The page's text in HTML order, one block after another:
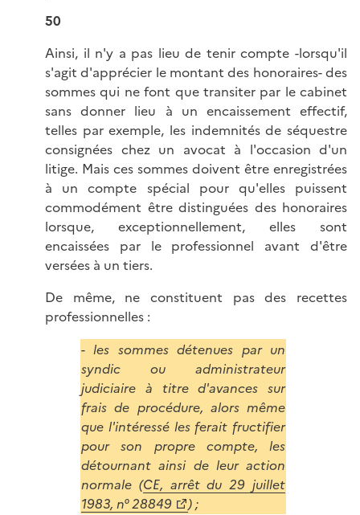
50
Ainsi, il n'y a pas lieu de tenir compte -lorsqu'il
s'agit d'apprécier le montant des honoraires- des
sommes qui ne font que transiter par le cabinet
sans donner lieu à un encaissement effectif,
telles par exemple, les indemnités de séquestre
consignées chez un avocat à l'occasion d'un
litige. Mais ces sommes doivent être enregistrées
à un compte spécial pour qu'elles puissent
commodément être distinguées des honoraires
lorsque, exceptionnellement, elles sont
encaissées par le professionnel avant d'être
versées à un tiers.
De même, ne constituent pas des recettes
professionnelles :
- les sommes détenues par un
syndic ou administrateur
judiciaire à titre d'avances sur
frais de procédure, alors même
que l'intéressé les ferait fructifier
pour son propre compte, les
détournant ainsi de leur action
normale (CE, arrêt du 29 juillet
1983, n° 28849
) ;